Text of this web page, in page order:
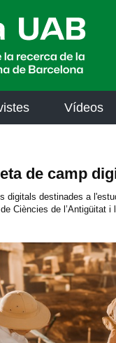
Vídeos
de camp
digitals destinades a
Ciències de l’Antigüitat